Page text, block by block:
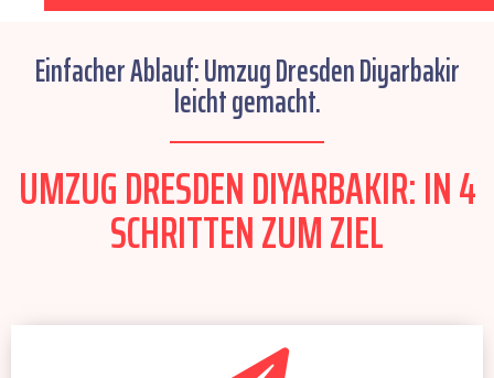
Einfacher Ablauf: Umzug Dresden Diyarbakir
leicht gemacht.
UMZUG DRESDEN DIYARBAKIR: IN 4
SCHRITTEN ZUM ZIEL